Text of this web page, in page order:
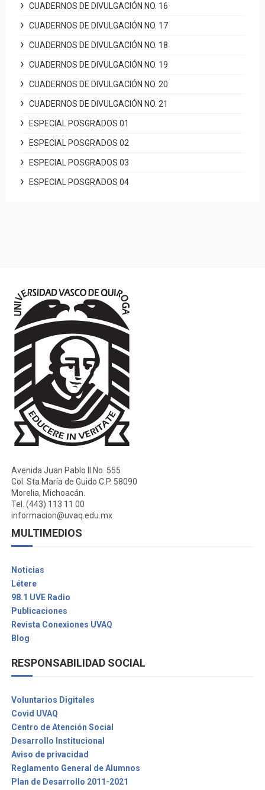
CUADERNOS DE DIVULGACIÓN NO. 16
CUADERNOS DE DIVULGACIÓN NO. 17
CUADERNOS DE DIVULGACIÓN NO. 18
CUADERNOS DE DIVULGACIÓN NO. 19
CUADERNOS DE DIVULGACIÓN NO. 20
CUADERNOS DE DIVULGACIÓN NO. 21
ESPECIAL POSGRADOS 01
ESPECIAL POSGRADOS 02
ESPECIAL POSGRADOS 03
ESPECIAL POSGRADOS 04
Avenida Juan Pablo II No. 555
Col. Sta María de Guido C.P. 58090
Morelia, Michoacán.
Tel. (443) 113 11 00
informacion@uvaq.edu.mx
MULTIMEDIOS
Noticias
Létere
98.1 UVE Radio
Publicaciones
Revista Conexiones UVAQ
Blog
RESPONSABILIDAD SOCIAL
Voluntarios Digitales
Covid UVAQ
Centro de Atención Social
Desarrollo Institucional
Aviso de privacidad
Reglamento General de Alumnos
Plan de Desarrollo 2011-2021